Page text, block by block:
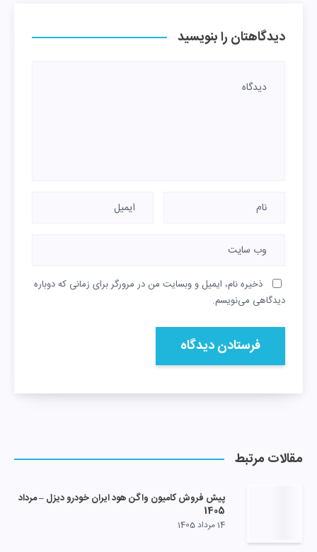
دیدگاهتان را بنویسید
ذخیره نام، ایمیل و وبسایت من در مرورگر برای زمانی که دوباره
دیدگاهی می‌نویسم.
مقالات مرتبط
پیش فروش کامیون واگن هود ایران خودرو دیزل – مرداد
1405
14 مرداد 1405